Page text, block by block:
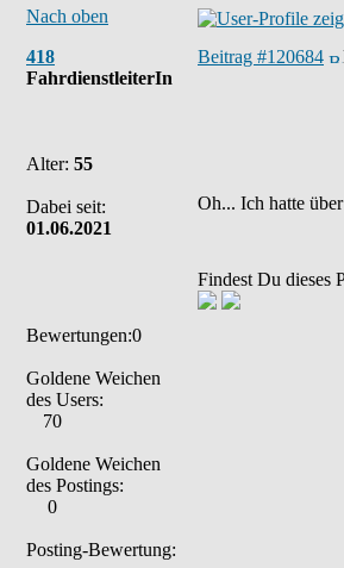
Nach oben
418
FahrdienstleiterIn
Alter: 55
Dabei seit:
01.06.2021
Bewertungen:0
Goldene Weichen
des Users:
70
Goldene Weichen
des Postings:
0
Posting-Bewertung:
Beitrag #120684
Oh... Ich hatte
Findest Du dieses